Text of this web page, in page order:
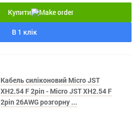
Купити
В 1 клік
Кабель силіконовий Micro JST
XH2.54 F 2pin - Micro JST XH2.54 F
2pin 26AWG розгорну ...